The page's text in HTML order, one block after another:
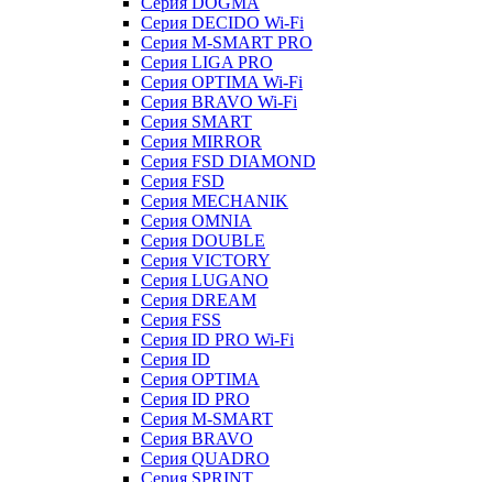
Серия DECIDO Wi-Fi
Серия M-SMART PRO
Серия LIGA PRO
Серия OPTIMA Wi-Fi
Серия BRAVO Wi-Fi
Серия SMART
Серия MIRROR
Серия FSD DIAMOND
Серия FSD
Серия MECHANIK
Серия OMNIA
Серия DOUBLE
Серия VICTORY
Серия LUGANO
Серия DREAM
Серия FSS
Серия ID PRO Wi-Fi
Серия ID
Серия OPTIMA
Серия ID PRO
Серия M-SMART
Серия BRAVO
Серия QUADRO
Серия SPRINT